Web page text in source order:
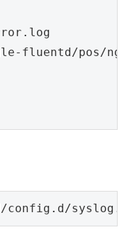
fluentd/pos/